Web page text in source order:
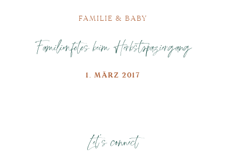
FAMILIE & BABY
Familienfotos beim Herbstspaziergang
1. MÄRZ 2017
Let's connect